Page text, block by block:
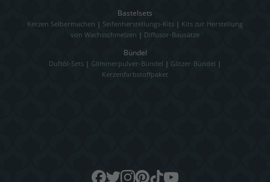
Bastelsets
Kerzen Selbermachen | Seifenherstellungs-Kits | Kits zur Herstellung
von Wachsschmelzen | Diffusor-Bausätze
Bündel
Duftöl-Sets | Glimmerpulver-Bündel | Glitzer-Bündel |
Kerzenfarbstoffpaket